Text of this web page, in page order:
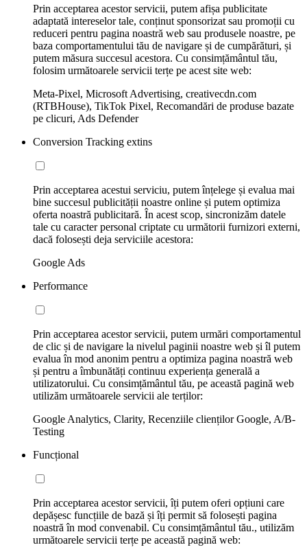
Prin acceptarea acestor servicii, putem afișa publicitate
adaptată intereselor tale, conținut sponsorizat sau promoții cu
reduceri pentru pagina noastră web sau produsele noastre, pe
baza comportamentului tău de navigare și de cumpărături, și
putem măsura succesul acestora. Cu consimțământul tău,
folosim următoarele servicii terțe pe acest site web:
Meta-Pixel, Microsoft Advertising, creativecdn.com
(RTBHouse), TikTok Pixel, Recomandări de produse bazate
pe clicuri, Ads Defender
Conversion Tracking extins
Prin acceptarea acestui serviciu, putem înțelege și evalua mai
bine succesul publicității noastre online și putem optimiza
oferta noastră publicitară. În acest scop, sincronizăm datele
tale cu caracter personal criptate cu următorii furnizori externi,
dacă folosești deja serviciile acestora:
Google Ads
Performance
Prin acceptarea acestor servicii, putem urmări comportamentul
de clic și de navigare la nivelul paginii noastre web și îl putem
evalua în mod anonim pentru a optimiza pagina noastră web
și pentru a îmbunătăți continuu experiența generală a
utilizatorului. Cu consimțământul tău, pe această pagină web
utilizăm următoarele servicii ale terților:
Google Analytics, Clarity, Recenziile clienților Google, A/B-
Testing
Funcțional
Prin acceptarea acestor servicii, îți putem oferi opțiuni care
depășesc funcțiile de bază și îți permit să folosești pagina
noastră în mod convenabil. Cu consimțământul tău., utilizăm
următoarele servicii terțe pe această pagină web: